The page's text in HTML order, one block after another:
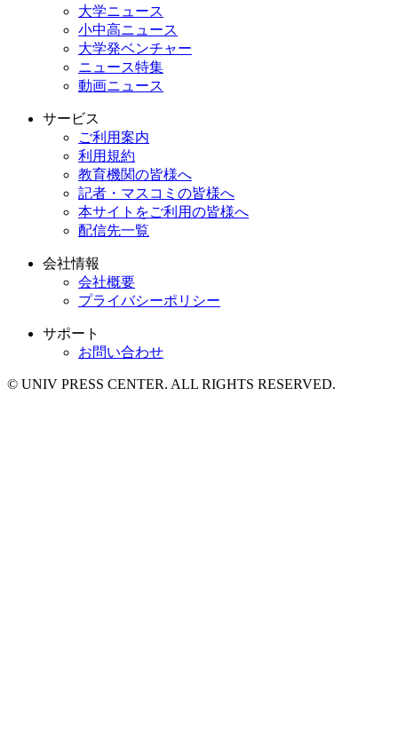
大学ニュース
小中高ニュース
大学発ベンチャー
ニュース特集
動画ニュース
サービス
ご利用案内
利用規約
教育機関の皆様へ
記者・マスコミの皆様へ
本サイトをご利用の皆様へ
配信先一覧
会社情報
会社概要
プライバシーポリシー
サポート
お問い合わせ
© UNIV PRESS CENTER. ALL RIGHTS RESERVED.